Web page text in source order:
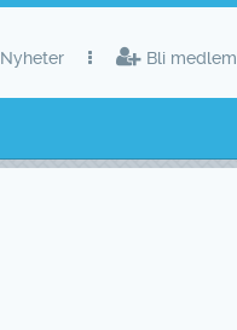
Bli medlem
Nyheter